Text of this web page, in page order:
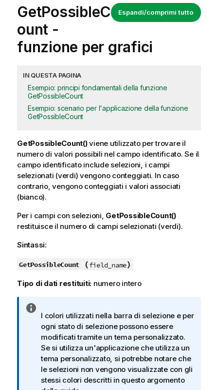
Espandi/comprimi tutto
GetPossibleC
ount -
funzione per grafici
IN QUESTA PAGINA
Esempio: principi fondamentali della funzione
GetPossibleCount
Esempio: scenario per l'applicazione della funzione
GetPossibleCount
GetPossibleCount()viene utilizzato per trovare il
numero di valori possibili nel campo identificato. Se il
campo identificato include selezioni, i campi
selezionati (verdi) vengono conteggiati. In caso
contrario, vengono conteggiati i valori associati
(bianco).
Per i campi con selezioni, GetPossibleCount()
restituisce il numero di campi selezionati (verdi).
Sintassi:
GetPossibleCount (field_name)
Tipo di dati restituiti: numero intero
o
t
a
i
n
f
o
I colori utilizzati nella barra di selezione e per
ogni stato di selezione possono essere
modificati tramite un tema personalizzato.
Se si utilizza un'applicazione che utilizza un
tema personalizzato, si potrebbe notare che
le selezioni non vengono visualizzate con gli
stessi colori descritti in questo argomento